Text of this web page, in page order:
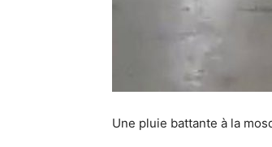
Une pluie battante à la